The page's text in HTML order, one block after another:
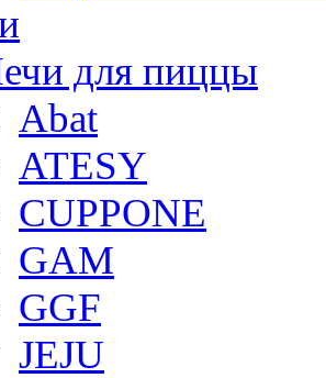
для пиццы
Abat
ATESY
CUPPONE
GAM
GGF
JEJU